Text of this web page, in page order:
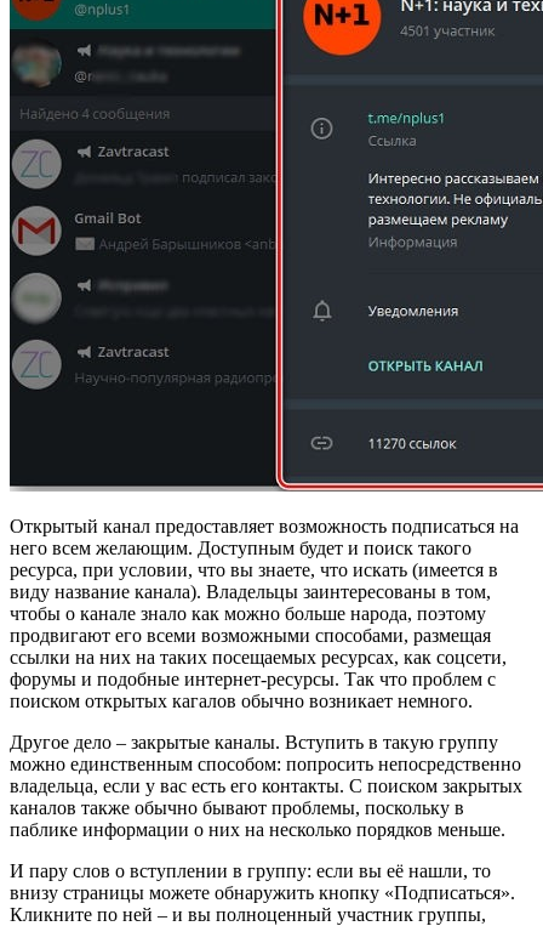
Открытый канал предоставляет возможность подписаться на
него всем желающим. Доступным будет и поиск такого
ресурса, при условии, что вы знаете, что искать (имеется в
виду название канала). Владельцы заинтересованы в том,
чтобы о канале знало как можно больше народа, поэтому
продвигают его всеми возможными способами, размещая
ссылки на них на таких посещаемых ресурсах, как соцсети,
форумы и подобные интернет-ресурсы. Так что проблем с
поиском открытых кагалов обычно возникает немного.
Другое дело – закрытые каналы. Вступить в такую группу
можно единственным способом: попросить непосредственно
владельца, если у вас есть его контакты. С поиском закрытых
каналов также обычно бывают проблемы, поскольку в
паблике информации о них на несколько порядков меньше.
И пару слов о вступлении в группу: если вы её нашли, то
внизу страницы можете обнаружить кнопку «Подписаться».
Кликните по ней – и вы полноценный участник группы,